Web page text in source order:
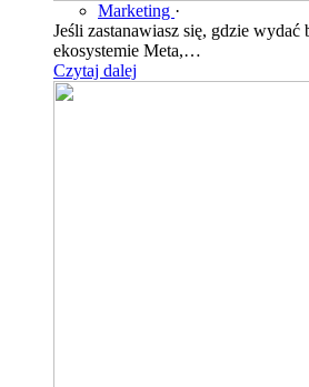
Marketing ·
Jeśli zastanawiasz się, gdzie
ekosystemie Meta,…
Czytaj dalej